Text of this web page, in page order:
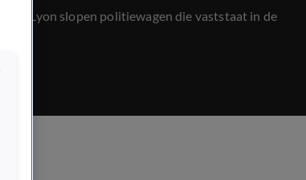
Lyon slopen politiewagen die vaststaat in de